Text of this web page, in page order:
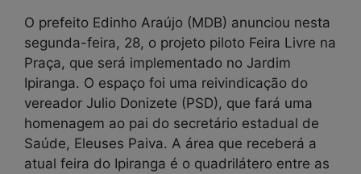
O prefeito Edinho Araújo (MDB) anunciou nesta
segunda-feira, 28, o projeto piloto Feira Livre na
Praça, que será implementado no Jardim
Ipiranga. O espaço foi uma reivindicação do
vereador Julio Donizete (PSD), que fará uma
homenagem ao pai do secretário estadual de
Saúde, Eleuses Paiva. A área que receberá a
atual feira do Ipiranga é o quadrilátero entre as